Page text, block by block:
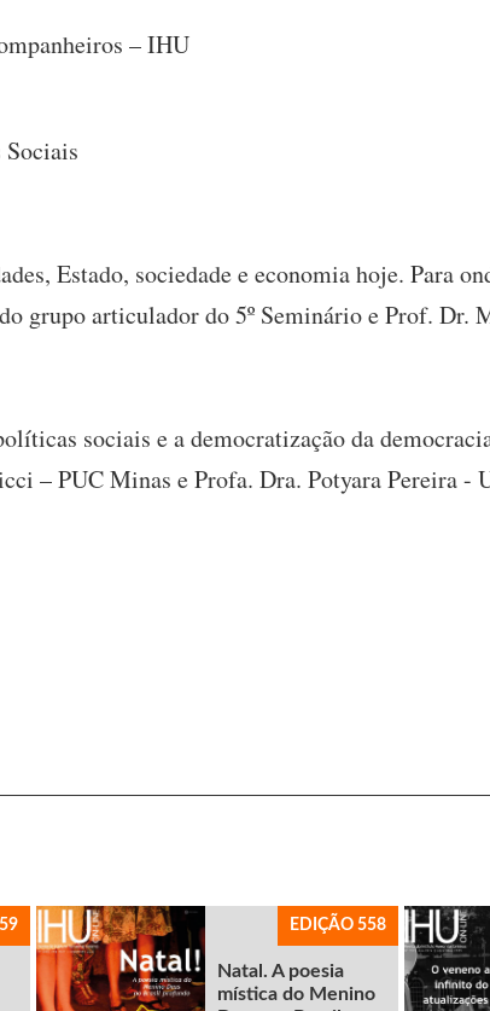
– IHU
Estado, sociedade e economia hoje. Para
grupo articulador do 5º Seminário e Prof. Dr.
sociais e a democratização da
– PUC Minas e Profa. Dra. Potyara Pereira -
EDIÇÃO 558
Natal. A poesia
mística do Menino